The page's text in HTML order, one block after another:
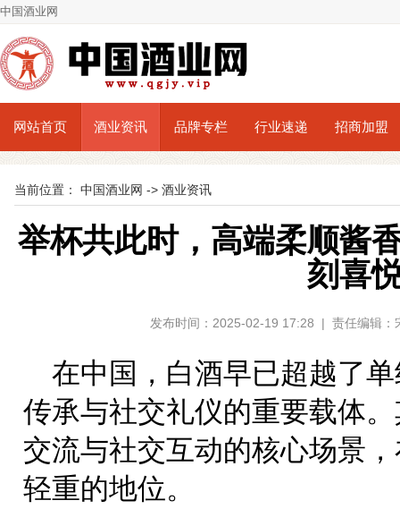
中国酒业网
网站首页 酒业资讯 品牌专栏 行业速递 招商加盟
当前位置： 中国酒业网 -> 酒业资讯
举杯共此时，高端柔顺酱
刻喜
发布时间：2025-02-19 17:28 | 责任编辑
在中国，白酒早已超越了
传承与社交礼仪的重要载体
交流与社交互动的核心场景
轻重的地位。